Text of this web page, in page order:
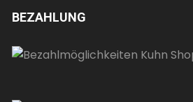
BEZAHLUNG